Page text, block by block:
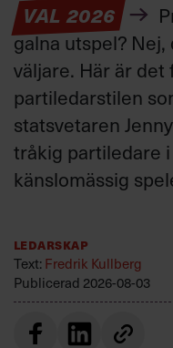
VAL 2026
galna utspel?
väljare. Här är
partiledarstilen
statsvetaren
tråkig partiledare
känslomässig
Ledarskap
Text:Fredrik Kullberg
Publicerad 2026-08-03